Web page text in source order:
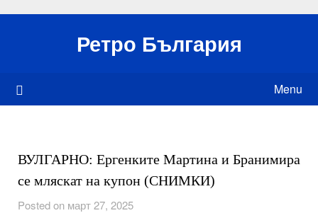
Ретро България
Menu
ВУЛГАРНО: Ергенките Мартина и Бранимира
се мляскат на купон (СНИМКИ)
Posted on март 27, 2025